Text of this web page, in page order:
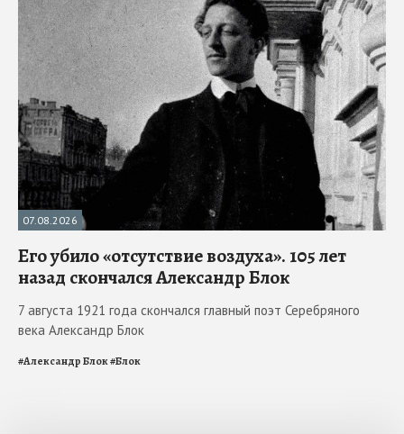
07.08.2026
Его убило «отсутствие воздуха». 105 лет
назад скончался Александр Блок
7 августа 1921 года скончался главный поэт Серебряного
века Александр Блок
#Александр Блок#Блок